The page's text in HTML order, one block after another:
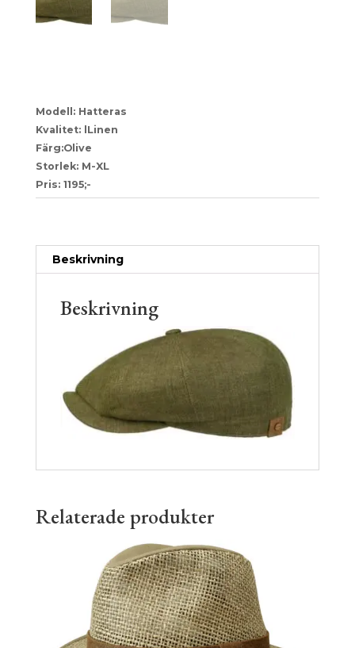
Modell: Hatteras
Kvalitet: lLinen
Färg:Olive
Storlek: M-XL
Pris: 1195;-
Beskrivning
Beskrivning
Relaterade produkter